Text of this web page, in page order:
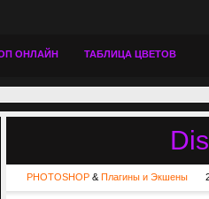
ОНЛАЙН ТАБЛИЦА ЦВЕТОВ
PHOTOSHOP & Плагины и Экшены